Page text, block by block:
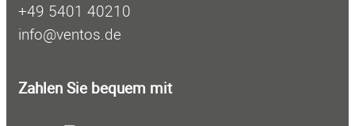
+49 5401 40210
info@ventos.de
Zahlen Sie bequem mit